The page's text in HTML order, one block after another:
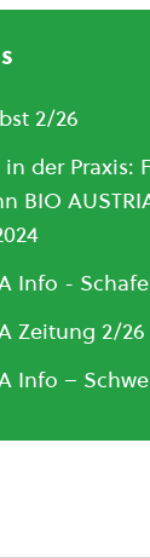
2/26
der Praxis:
BIO
Info -
Zeitung 2/26
Info –